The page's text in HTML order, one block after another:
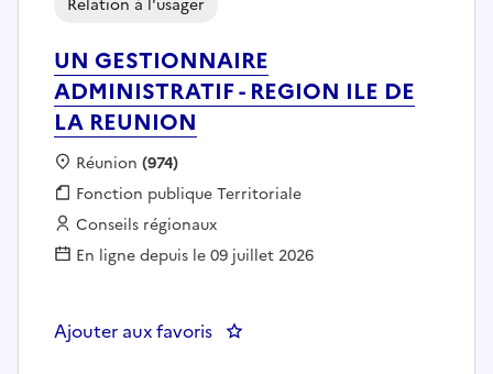
UN GESTIONNAIRE
ADMINISTRATIF - REGION ILE DE
LA REUNION
Localisation :
Réunion (974)
Fonction publique :
Fonction publique Territoriale
Employeur :
Conseils régionaux
En ligne depuis le 09 juillet 2026
Ajouter aux favoris : UN GESTIONNAIRE